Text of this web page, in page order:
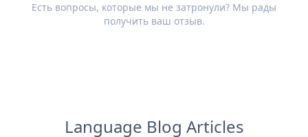
Есть вопросы, которые мы не затронули? Мы рады
получить ваш отзыв.
Language Blog Articles